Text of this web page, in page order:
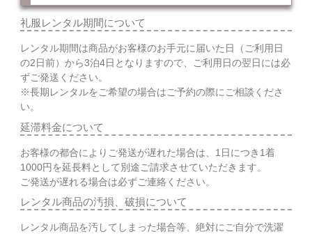
礼服レンタル期間について
レンタル期間は商品がお客様のお手元に届いた日（ご利用日
の2日前）から3泊4日となりますので、ご利用日の翌日には必
ずご発送ください。
※長期レンタルをご希望の場合はご予約の際にご相談くださ
い。
延滞料金について
お客様の都合によりご発送が遅れた場合は、1日につき1着
1000円を延長料として別途ご請求させていただきます。
ご発送が遅れる場合は必ずご連絡ください。
レンタル商品の汚損、破損について
レンタル商品を汚してしまった場合等、絶対にご自分で洗濯